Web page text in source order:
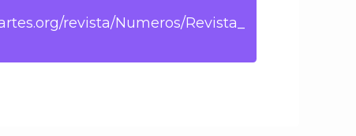
revista/Numeros/Revista_